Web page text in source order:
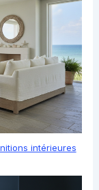
intérieures